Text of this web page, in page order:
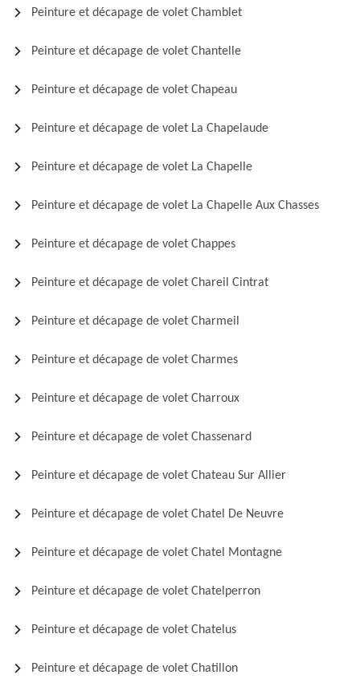
Peinture et décapage de volet Chamblet
Peinture et décapage de volet Chantelle
Peinture et décapage de volet Chapeau
Peinture et décapage de volet La Chapelaude
Peinture et décapage de volet La Chapelle
Peinture et décapage de volet La Chapelle Aux Chasses
Peinture et décapage de volet Chappes
Peinture et décapage de volet Chareil Cintrat
Peinture et décapage de volet Charmeil
Peinture et décapage de volet Charmes
Peinture et décapage de volet Charroux
Peinture et décapage de volet Chassenard
Peinture et décapage de volet Chateau Sur Allier
Peinture et décapage de volet Chatel De Neuvre
Peinture et décapage de volet Chatel Montagne
Peinture et décapage de volet Chatelperron
Peinture et décapage de volet Chatelus
Peinture et décapage de volet Chatillon